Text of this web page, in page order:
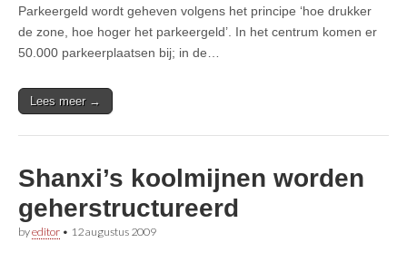
Parkeergeld wordt geheven volgens het principe ‘hoe drukker
de zone, hoe hoger het parkeergeld’. In het centrum komen er
50.000 parkeerplaatsen bij; in de…
Lees meer →
Shanxi’s koolmijnen worden
geherstructureerd
byeditor • 12 augustus 2009